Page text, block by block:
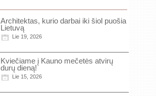
Architektas, kurio darbai iki šiol puošia
Lietuvą
Lie 19, 2026
Kviečiame į Kauno mečetės atvirų
durų dieną!
Lie 15, 2026